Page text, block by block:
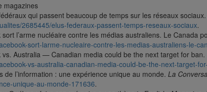
magazines
qui passent beaucoup de temps sur les réseaux sociaux.
2685445/elus-federaux-passent-temps-reseaux-sociaux.
l’arme nucléaire contre les médias australiens. Le Canada
sort-larme-nucleaire-contre-les-medias-australiens-le-
vs. Australia — Canadian media could be the next target for ban.
vs-australia-canadian-media-could-be-the-next-target-
de l’information : une expérience unique au monde. La
unique-au-monde-171636.